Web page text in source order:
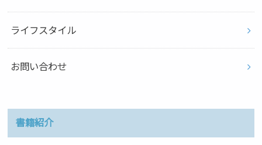
ライフスタイル
お問い合わせ
書籍紹介